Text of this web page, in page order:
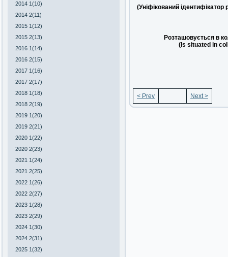
2014 1(10)
2014 2(11)
2015 1(12)
2015 2(13)
2016 1(14)
2016 2(15)
2017 1(16)
2017 2(17)
2018 1(18)
2018 2(19)
2019 1(20)
2019 2(21)
2020 1(22)
2020 2(23)
2021 1(24)
2021 2(25)
2022 1(26)
2022 2(27)
2023 1(28)
2023 2(29)
2024 1(30)
2024 2(31)
2025 1(32)
(Уніфікований ідентифікатор
Розташовується в
(Is situated in
< Prev Next >